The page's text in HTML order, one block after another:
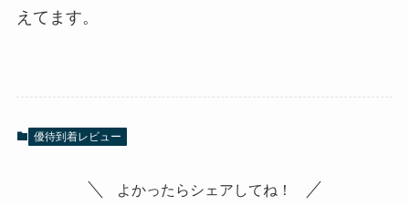
えてます。
優待到着レビュー
よかったらシェアしてね！